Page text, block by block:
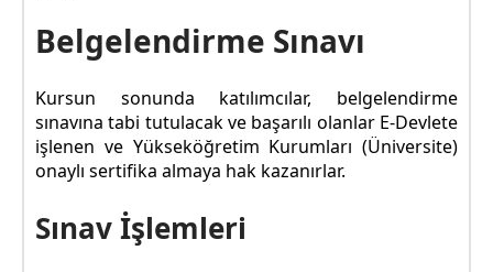
Belgelendirme Sınavı
Kursun sonunda katılımcılar, belgelendirme
sınavına tabi tutulacak ve başarılı olanlar E-Devlete
işlenen ve Yükseköğretim Kurumları (Üniversite)
onaylı sertifika almaya hak kazanırlar.
Sınav İşlemleri